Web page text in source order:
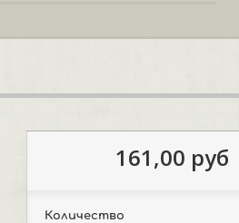
161,00 руб
Количество